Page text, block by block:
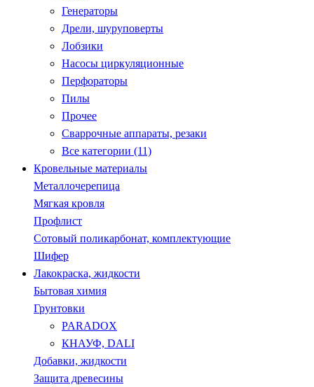
Генераторы
Дрели, шуруповерты
Лобзики
Насосы циркуляционные
Перфораторы
Пилы
Прочее
Сваррочные аппараты, резаки
Все категории (11)
Кровельные материалы
Металлочерепица
Мягкая кровля
Профлист
Сотовый поликарбонат, комплектующие
Шифер
Лакокраска, жидкости
Бытовая химия
Грунтовки
PARADOX
КНАУФ, DALI
Добавки, жидкости
Защита древесины